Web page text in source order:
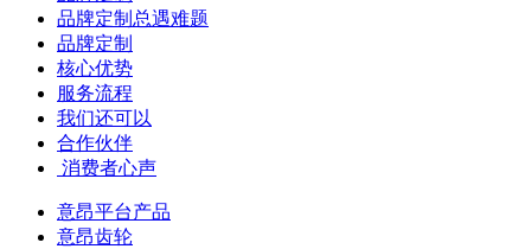
品牌定制总遇难题
品牌定制
核心优势
服务流程
我们还可以
合作伙伴
​ 消费者心声
意昂平台产品
意昂齿轮